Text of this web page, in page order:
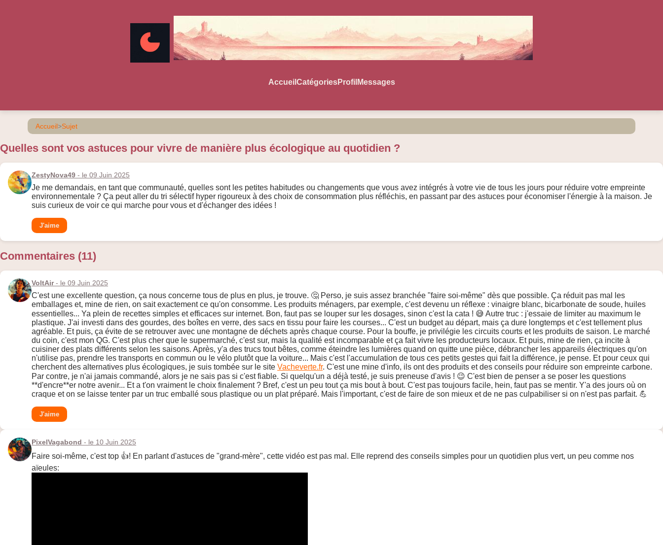
Accueil CatégoriesProfil Messages
Accueil>Sujet
Quelles sont vos astuces pour vivre de manière plus écologique au quotidien ?
ZestyNova49 - le 09 Juin 2025
Je me demandais, en tant que communauté, quelles sont les petites habitudes ou changements que vous avez intégrés à votre vie de tous les jours pour réduire votre empreinte
environnementale ? Ça peut aller du tri sélectif hyper rigoureux à des choix de consommation plus réfléchis, en passant par des astuces pour économiser l'énergie à la maison. Je
suis curieux de voir ce qui marche pour vous et d'échanger des idées !
J'aime
Commentaires (11)
VoltAir- le 09 Juin 2025
C'est une excellente question, ça nous concerne tous de plus en plus, je trouve. 🤔 Perso, je suis assez branchée "faire soi-même" dès que possible. Ça réduit pas mal les
emballages et, mine de rien, on sait exactement ce qu'on consomme. Les produits ménagers, par exemple, c'est devenu un réflexe : vinaigre blanc, bicarbonate de soude, huiles
essentielles... Ya plein de recettes simples et efficaces sur internet. Bon, faut pas se louper sur les dosages, sinon c'est la cata ! 😅 Autre truc : j'essaie de limiter au maximum le
plastique. J'ai investi dans des gourdes, des boîtes en verre, des sacs en tissu pour faire les courses... C'est un budget au départ, mais ça dure longtemps et c'est tellement plus
agréable. Et puis, ça évite de se retrouver avec une montagne de déchets après chaque course. Pour la bouffe, je privilégie les circuits courts et les produits de saison. Le marché
du coin, c'est mon QG. C'est plus cher que le supermarché, c'est sur, mais la qualité est incomparable et ça fait vivre les producteurs locaux. Et puis, mine de rien, ça incite à
cuisiner des plats différents selon les saisons. Après, y'a des trucs tout bêtes, comme éteindre les lumières quand on quitte une pièce, débrancher les appareils électriques qu'on
n'utilise pas, prendre les transports en commun ou le vélo plutôt que la voiture... Mais c'est l'accumulation de tous ces petits gestes qui fait la différence, je pense. Et pour ceux qui
cherchent des alternatives plus écologiques, je suis tombée sur le site Vacheverte.fr. C'est une mine d'info, ils ont des produits et des conseils pour réduire son empreinte carbone.
Par contre, je n'ai jamais commandé, alors je ne sais pas si c'est fiable. Si quelqu'un a déjà testé, je suis preneuse d'avis ! 😉 C'est bien de penser a se poser les questions
**d'encre**er notre avenir... Et a t'on vraiment le choix finalement ? Bref, c'est un peu tout ça mis bout à bout. C'est pas toujours facile, hein, faut pas se mentir. Y'a des jours où on
craque et on se laisse tenter par un truc emballé sous plastique ou un plat préparé. Mais l'important, c'est de faire de son mieux et de ne pas culpabiliser si on n'est pas parfait. 💪
J'aime
PixelVagabond - le 10 Juin 2025
Faire soi-même, c'est top 👍! En parlant d'astuces de "grand-mère", cette vidéo est pas mal. Elle reprend des conseils simples pour un quotidien plus vert, un peu comme nos
aïeules: